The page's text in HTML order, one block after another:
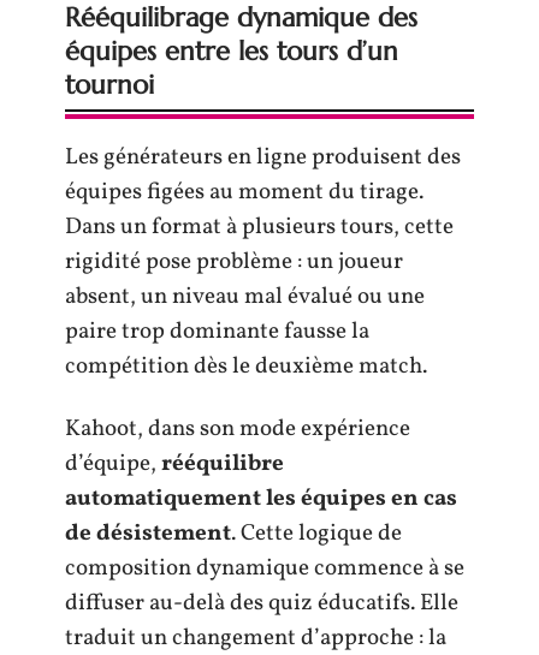
Rééquilibrage dynamique des
équipes entre les tours d’un
tournoi
Les générateurs en ligne produisent des
équipes figées au moment du tirage.
Dans un format à plusieurs tours, cette
rigidité pose problème : un joueur
absent, un niveau mal évalué ou une
paire trop dominante fausse la
compétition dès le deuxième match.
Kahoot, dans son mode expérience
d’équipe,rééquilibre
automatiquement les équipes en cas
de désistement. Cette logique de
composition dynamique commence à se
diffuser au-delà des quiz éducatifs. Elle
traduit un changement d’approche : la